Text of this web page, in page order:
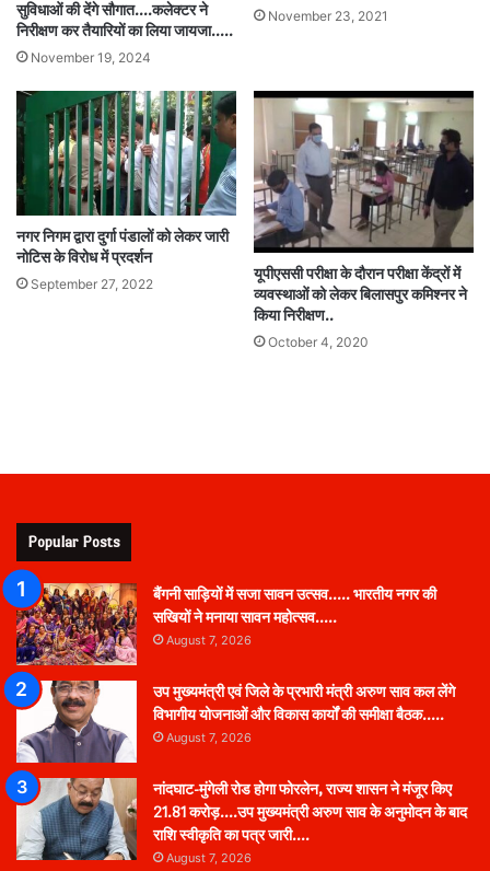
सुविधाओं की देंगे सौगात….कलेक्टर ने
निरीक्षण कर तैयारियों का लिया जायजा…..
November 19, 2024
November 23, 2021
नगर निगम द्वारा दुर्गा पंडालों को लेकर जारी
नोटिस के विरोध में प्रदर्शन
September 27, 2022
यूपीएससी परीक्षा के दौरान परीक्षा केंद्रों में
व्यवस्थाओं को लेकर बिलासपुर कमिश्नर ने
किया निरीक्षण..
October 4, 2020
Popular Posts
बैंगनी साड़ियों में सजा सावन उत्सव….. भारतीय नगर की
सखियों ने मनाया सावन महोत्सव…..
August 7, 2026
उप मुख्यमंत्री एवं जिले के प्रभारी मंत्री अरुण साव कल लेंगे
विभागीय योजनाओं और विकास कार्यों की समीक्षा बैठक…..
August 7, 2026
नांदघाट-मुंगेली रोड होगा फोरलेन, राज्य शासन ने मंजूर किए
21.81 करोड़….उप मुख्यमंत्री अरुण साव के अनुमोदन के बाद
राशि स्वीकृति का पत्र जारी….
August 7, 2026